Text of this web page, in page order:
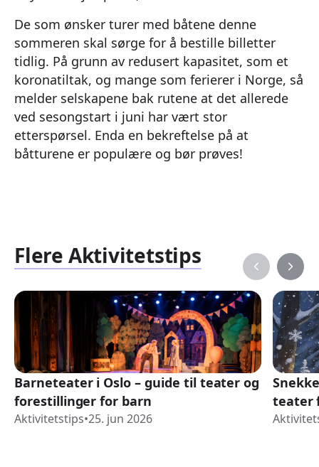
De som ønsker turer med båtene denne
sommeren skal sørge for å bestille billetter
tidlig. På grunn av redusert kapasitet, som et
koronatiltak, og mange som ferierer i Norge, så
melder selskapene bak rutene at det allerede
ved sesongstart i juni har vært stor
etterspørsel. Enda en bekreftelse på at
båtturene er populære og bør prøves!
Flere Aktivitetstips
Barneteater i Oslo – guide til teater og
forestillinger for barn
Aktivitetstips•25. jun 2026
teater